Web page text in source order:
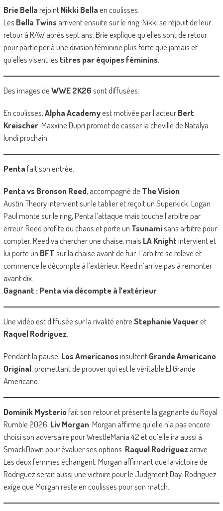
Brie BellarejointNikki Bellaen coulisses.
Les Bella Twinsarrivent ensuite sur le ring. Nikki se réjouit de leur
retour à RAW après sept ans. Brie explique qu’elles sont de retour
pour participer à une division féminine plus forte que jamais et
qu’elles visent les titres par équipes féminins.
Des images deWWE 2K26sont diffusées.
En coulisses,Alpha Academyest motivée par l’acteurBert
Kreischer. Maxxine Dupri promet de casser la cheville de Natalya
lundi prochain.
Pentafait son entrée.
Penta vs Bronson Reed, accompagné de The Vision
Austin Theory intervient sur le tablier et reçoit un Superkick. Logan
Paul monte sur le ring, Penta l’attaque mais touche l’arbitre par
erreur. Reed profite du chaos et porte un Tsunamisans arbitre pour
compter. Reed va chercher une chaise, mais LA Knightintervient et
lui porte un BFTsur la chaise avant de fuir. L’arbitre se relève et
commence le décompte à l’extérieur. Reed n’arrive pas à remonter
avant dix.
Gagnant : Penta via décompte à l’extérieur
Une vidéo est diffusée sur la rivalité entreStephanie Vaqueret
Raquel Rodriguez.
Pendant la pause, Los AmericanosinsultentGrande Americano
Original, promettant de prouver qui est le véritable El Grande
Americano.
Dominik Mysteriofait son retour et présente la gagnante du Royal
Rumble 2026, Liv Morgan. Morgan affirme qu’elle n’a pas encore
choisi son adversaire pour WrestleMania 42 et qu’elle ira aussi à
SmackDown pour évaluer ses options. Raquel Rodriguezarrive.
Les deux femmes échangent, Morgan affirmant que la victoire de
Rodriguez serait aussi une victoire pour le Judgment Day. Rodriguez
exige que Morgan reste en coulisses pour son match.